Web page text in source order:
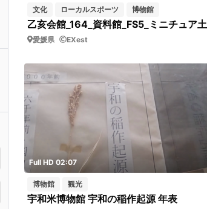
文化 ローカルスポーツ 博物館
愛媛県 EXest
Full HD 02:07
博物館 観光
宇和米博物館 宇和の稲作起源 年表